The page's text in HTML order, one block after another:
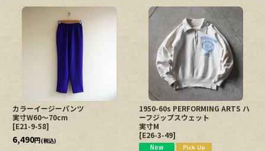
カラーイージーパンツ
実寸W60〜70cm
[E21-9-58]
6,490円(税込)
1950-60s PERFORMING ARTS ハ
ーフジップスウェット
実寸M
[E26-3-49]